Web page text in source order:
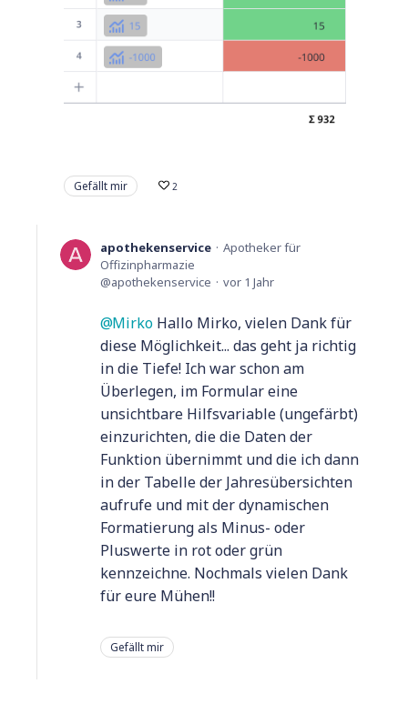
Gefällt mir 2
apothekenservice
Apotheker für
Offizinpharmazie
apothekenservice
vor 1 Jahr
Mirko Hallo Mirko, vielen Dank für
diese Möglichkeit... das geht ja richtig
in die Tiefe! Ich war schon am
Überlegen, im Formular eine
unsichtbare Hilfsvariable (ungefärbt)
einzurichten, die die Daten der
Funktion übernimmt und die ich dann
in der Tabelle der Jahresübersichten
aufrufe und mit der dynamischen
Formatierung als Minus- oder
Pluswerte in rot oder grün
kennzeichne. Nochmals vielen Dank
für eure Mühen!!
Gefällt mir